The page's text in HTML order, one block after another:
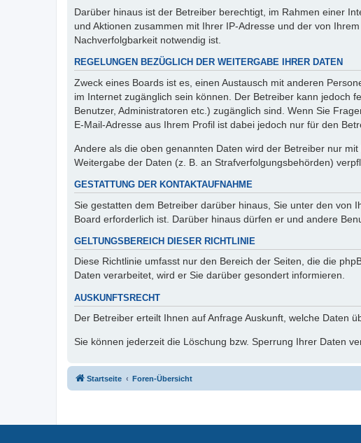
Darüber hinaus ist der Betreiber berechtigt, im Rahmen einer
und Aktionen zusammen mit Ihrer IP-Adresse und der von
Nachverfolgbarkeit notwendig ist.
REGELUNGEN BEZÜGLICH DER WEITERGABE IHRER DATEN
Zweck eines Boards ist es, einen Austausch mit anderen
im Internet zugänglich sein können. Der Betreiber kann jedoch
Benutzer, Administratoren etc.) zugänglich sind. Wenn Sie
E-Mail-Adresse aus Ihrem Profil ist dabei jedoch nur für den
Andere als die oben genannten Daten wird der Betreiber nur
Weitergabe der Daten (z. B. an Strafverfolgungsbehörden)
GESTATTUNG DER KONTAKTAUFNAHME
Sie gestatten dem Betreiber darüber hinaus, Sie unter den
Board erforderlich ist. Darüber hinaus dürfen er und andere
GELTUNGSBEREICH DIESER RICHTLINIE
Diese Richtlinie umfasst nur den Bereich der Seiten, die die
Daten verarbeitet, wird er Sie darüber gesondert informieren.
AUSKUNFTSRECHT
Der Betreiber erteilt Ihnen auf Anfrage Auskunft, welche Daten
Sie können jederzeit die Löschung bzw. Sperrung Ihrer Daten
Startseite Foren-Übersicht